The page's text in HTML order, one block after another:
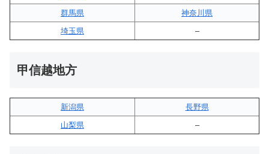
群馬県
神奈川県
埼玉県
–
甲信越地方
新潟県
長野県
山梨県
–